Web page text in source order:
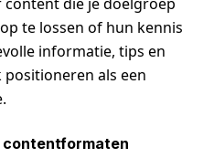
content die je doelgroep
te lossen of hun kennis
informatie, tips en
positioneren als een
contentformaten